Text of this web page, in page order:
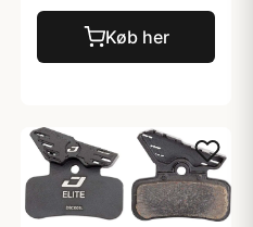
Køb her